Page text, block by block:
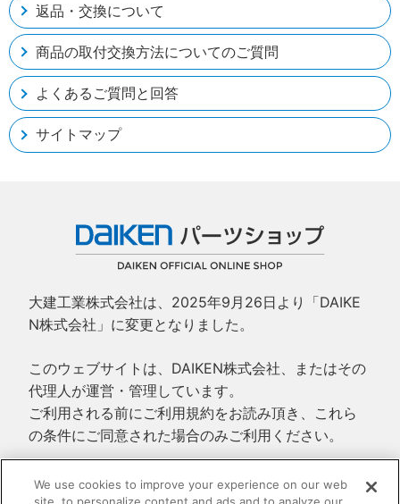
返品・交換について
商品の取付交換方法についてのご質問
よくあるご質問と回答
サイトマップ
大建工業株式会社は、2025年9月26日より「DAIKE
N株式会社」に変更となりました。
このウェブサイトは、DAIKEN株式会社、またはその
代理人が運営・管理しています。
ご利用される前にご利用規約をお読み頂き、これら
の条件にご同意された場合のみご利用ください。
ご利用規約
We use cookies to improve your experience on our web